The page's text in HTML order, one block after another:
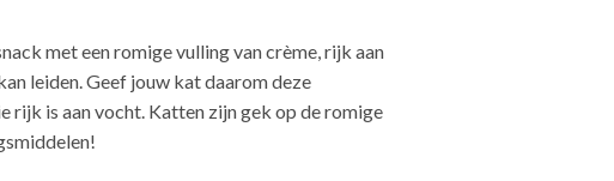
met een romige vulling van crème, rijk aan
leiden. Geef jouw kat daarom deze
rijk is aan vocht. Katten zijn gek op de romige